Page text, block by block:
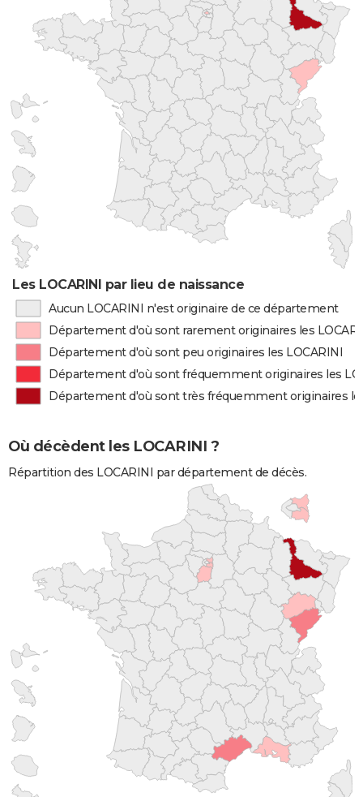
Les LOCARINI par lieu de naissance
Aucun LOCARINI n'est originaire de ce département
Département d'où sont rarement originaires les
Département d'où sont peu originaires les LOCARINI
Département d'où sont fréquemment originaires les
Département d'où sont très fréquemment originaires
Où décèdent les LOCARINI ?
Répartition des LOCARINI par département de décès.